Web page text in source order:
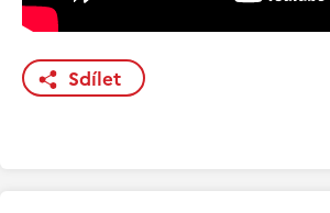
Sdílet